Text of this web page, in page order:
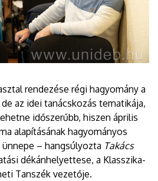
rendezése régi hagyomány a
az idei tanácskozás tematikája,
időszerűbb, hiszen április
alapításának hagyományos
ünnepe – hangsúlyozta Takács
dékánhelyettese, a Klasszika-
Tanszék vezetője.